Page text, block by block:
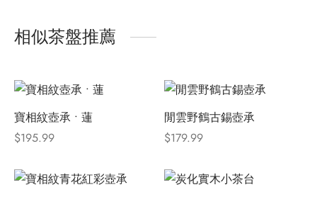
相似茶盤推薦
寶相紋壺承 • 蓮
$195.99
閒雲野鶴古錫壺承
$179.99